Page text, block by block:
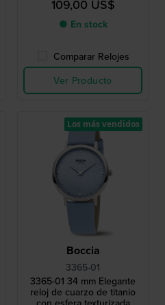
109,00 US$
● En stock
Comparar Relojes
Ver Producto
Boccia
3365-01
3365-01 34 mm Elegante
reloj de cuarzo de titanio
Los más vendidos